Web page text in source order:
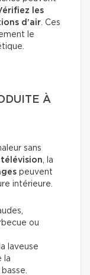
les
d’air. Ces
le
À
sans
télévision, la
peuvent
intérieure.
ou
laveuse
la